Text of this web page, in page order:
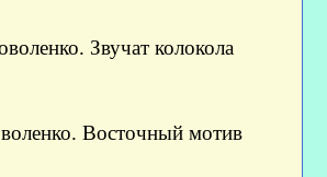
Звучат колокола
Восточный мотив